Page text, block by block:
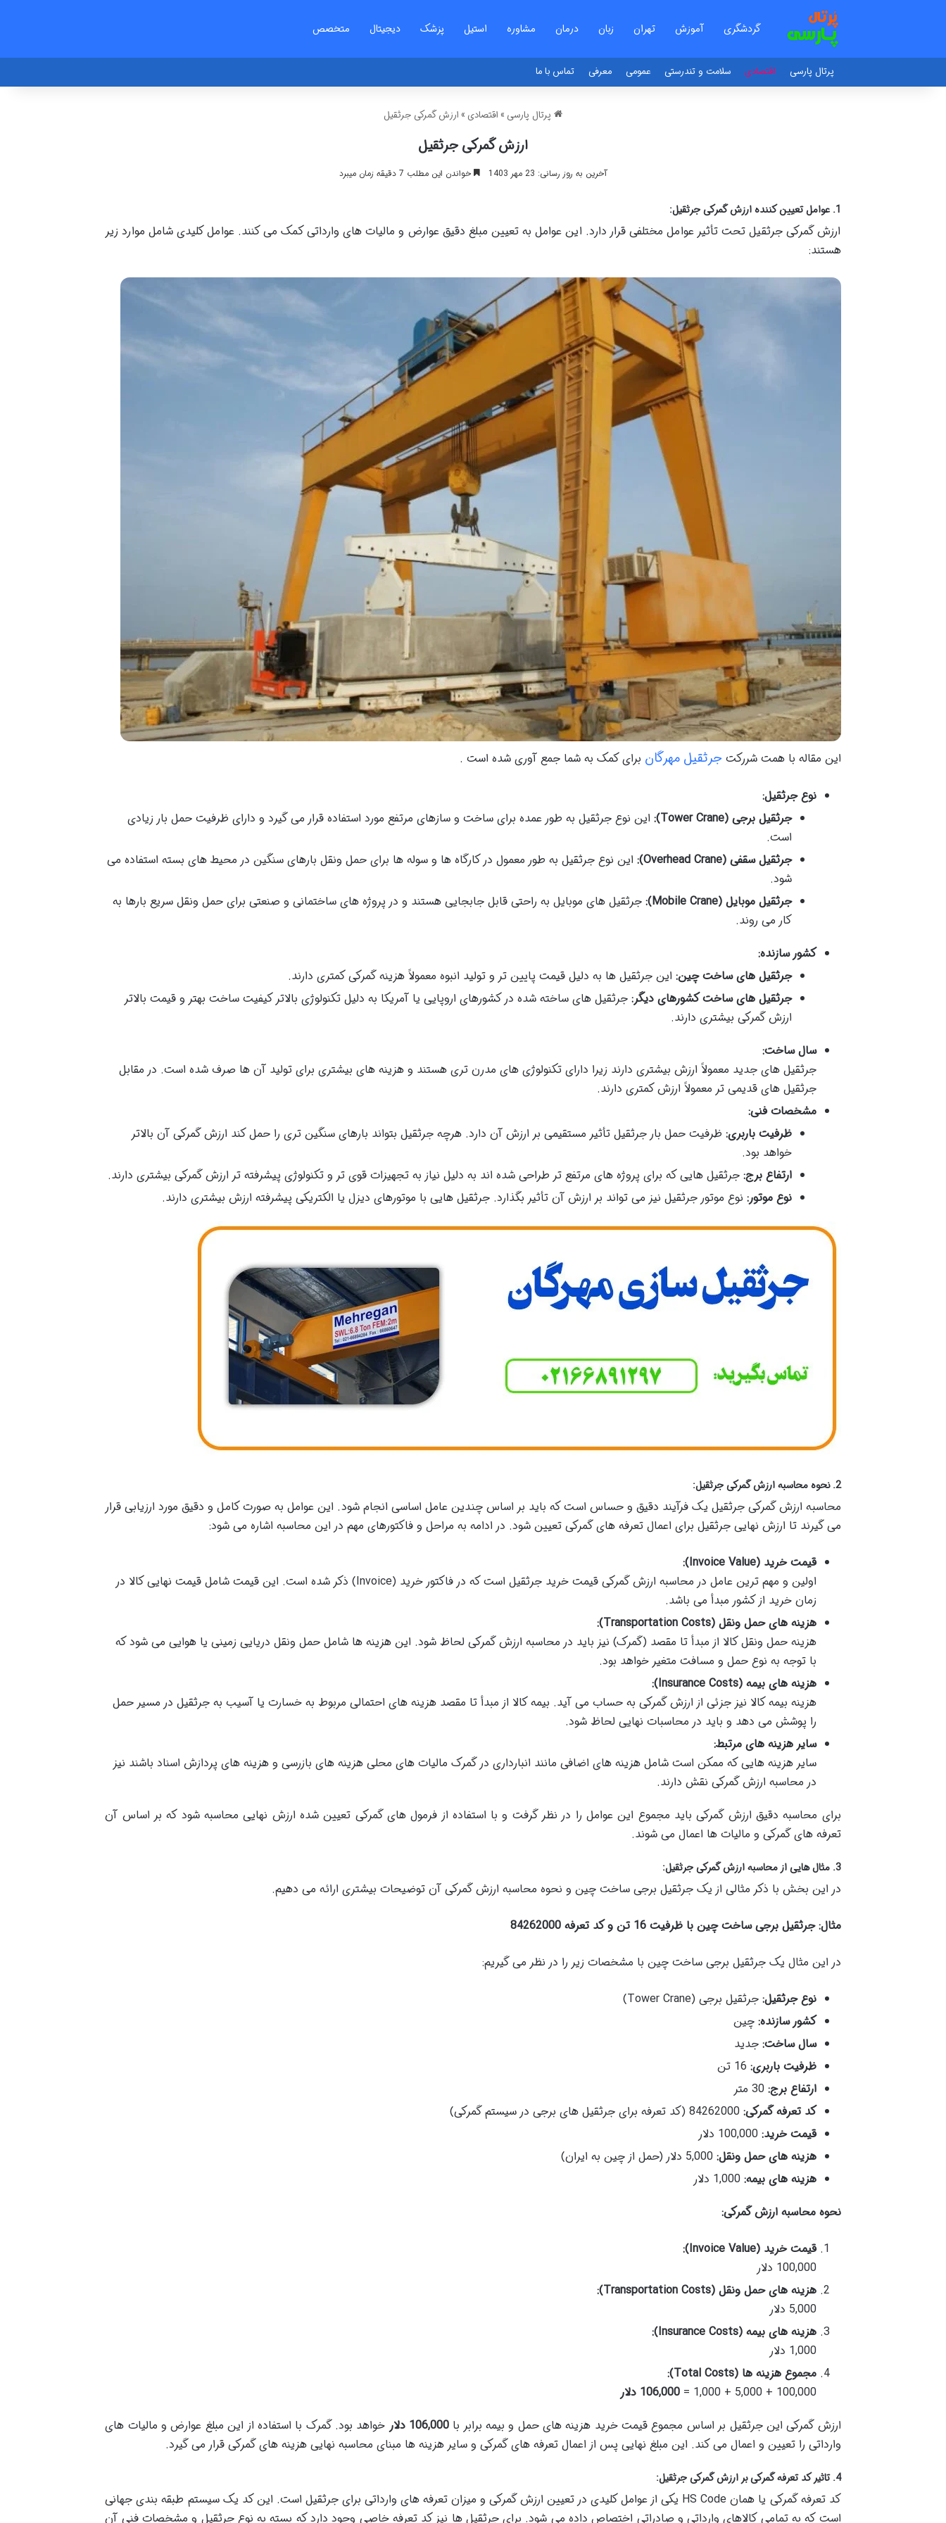
گردشگری آموزش تهران زبان درمان مشاوره استیل پزشک دیجیتال متخصص
پرتال پارسی اقتصادی سلامت و تندرستی عمومی معرفی تماس با ما
پرتال پارسی » اقتصادی » ارزش گمرکی جرثقیل
ارزش گمرکی جرثقیل
آخرین به روز رسانی: 23 مهر 1403 خواندن این مطلب 7 دقیقه زمان میبرد
1. عوامل تعیین کننده ارزش گمرکی جرثقیل:
ارزش گمرکی جرثقیل تحت تأثیر عوامل مختلفی قرار دارد. این عوامل به تعیین مبلغ دقیق عوارض و مالیات های وارداتی کمک می کنند. عوامل کلیدی شامل موارد زیر
هستند:
این مقاله با همت شررکتجرثقیل مهرگان برای کمک به شما جمع آوری شده است .
نوع جرثقیل:
جرثقیل برجی (Tower Crane):
این نوع جرثقیل به طور عمده برای ساخت و سازهای مرتفع مورد استفاده قرار می گیرد و دارای ظرفیت حمل بار زیادی
است.
جرثقیل سقفی (Overhead Crane):
این نوع جرثقیل به طور معمول در کارگاه ها و سوله ها برای حمل ونقل بارهای سنگین در محیط های بسته استفاده می
شود.
جرثقیل موبایل (Mobile Crane):
جرثقیل های موبایل به راحتی قابل جابجایی هستند و در پروژه های ساختمانی و صنعتی برای حمل ونقل سریع بارها به
کار می روند.
کشور سازنده:
جرثقیل های ساخت چین: این جرثقیل ها به دلیل قیمت پایین تر و تولید انبوه معمولاً هزینه گمرکی کمتری دارند.
جرثقیل های ساخت کشورهای دیگر: جرثقیل های ساخته شده در کشورهای اروپایی یا آمریکا به دلیل تکنولوژی بالاتر کیفیت ساخت بهتر و قیمت بالاتر
ارزش گمرکی بیشتری دارند.
سال ساخت:
جرثقیل های جدید معمولاً ارزش بیشتری دارند زیرا دارای تکنولوژی های مدرن تری هستند و هزینه های بیشتری برای تولید آن ها صرف شده است. در مقابل
جرثقیل های قدیمی تر معمولاً ارزش کمتری دارند.
مشخصات فنی:
ظرفیت باربری: ظرفیت حمل بار جرثقیل تأثیر مستقیمی بر ارزش آن دارد. هرچه جرثقیل بتواند بارهای سنگین تری را حمل کند ارزش گمرکی آن بالاتر
خواهد بود.
ارتفاع برج: جرثقیل هایی که برای پروژه های مرتفع تر طراحی شده اند به دلیل نیاز به تجهیزات قوی تر و تکنولوژی پیشرفته تر ارزش گمرکی بیشتری دارند.
نوع موتور: نوع موتور جرثقیل نیز می تواند بر ارزش آن تأثیر بگذارد. جرثقیل هایی با موتورهای دیزل یا الکتریکی پیشرفته ارزش بیشتری دارند.
2. نحوه محاسبه ارزش گمرکی جرثقیل:
محاسبه ارزش گمرکی جرثقیل یک فرآیند دقیق و حساس است که باید بر اساس چندین عامل اساسی انجام شود. این عوامل به صورت کامل و دقیق مورد ارزیابی قرار
می گیرند تا ارزش نهایی جرثقیل برای اعمال تعرفه های گمرکی تعیین شود. در ادامه به مراحل و فاکتورهای مهم در این محاسبه اشاره می شود:
قیمت خرید (Invoice Value):
اولین و مهم ترین عامل در محاسبه ارزش گمرکی قیمت خرید جرثقیل است که در فاکتور خرید (Invoice) ذکر شده است. این قیمت شامل قیمت نهایی کالا در
زمان خرید از کشور مبدأ می باشد.
هزینه های حمل ونقل (Transportation Costs):
هزینه حمل ونقل کالا از مبدأ تا مقصد (گمرک) نیز باید در محاسبه ارزش گمرکی لحاظ شود. این هزینه ها شامل حمل ونقل دریایی زمینی یا هوایی می شود که
با توجه به نوع حمل و مسافت متغیر خواهد بود.
هزینه های بیمه (Insurance Costs):
هزینه بیمه کالا نیز جزئی از ارزش گمرکی به حساب می آید. بیمه کالا از مبدأ تا مقصد هزینه های احتمالی مربوط به خسارت یا آسیب به جرثقیل در مسیر حمل
را پوشش می دهد و باید در محاسبات نهایی لحاظ شود.
سایر هزینه های مرتبط:
سایر هزینه هایی که ممکن است شامل هزینه های اضافی مانند انبارداری در گمرک مالیات های محلی هزینه های بازرسی و هزینه های پردازش اسناد باشند نیز
در محاسبه ارزش گمرکی نقش دارند.
برای محاسبه دقیق ارزش گمرکی باید مجموع این عوامل را در نظر گرفت و با استفاده از فرمول های گمرکی تعیین شده ارزش نهایی محاسبه شود که بر اساس آن
تعرفه های گمرکی و مالیات ها اعمال می شوند.
3. مثال هایی از محاسبه ارزش گمرکی جرثقیل:
در این بخش با ذکر مثالی از یک جرثقیل برجی ساخت چین و نحوه محاسبه ارزش گمرکی آن توضیحات بیشتری ارائه می دهیم.
مثال: جرثقیل برجی ساخت چین با ظرفیت 16 تن و کد تعرفه 84262000
در این مثال یک جرثقیل برجی ساخت چین با مشخصات زیر را در نظر می گیریم:
نوع جرثقیل: جرثقیل برجی (Tower Crane)
کشور سازنده: چین
سال ساخت: جدید
ظرفیت باربری:
ارتفاع برج: 30 متر
کد تعرفه گمرکی: 84262000 (کد تعرفه برای جرثقیل های برجی در سیستم گمرکی)
قیمت خرید: 100,000 دلار
هزینه های حمل ونقل: 5,000 دلار (حمل از چین به ایران)
هزینه های بیمه: 1,000 دلار
نحوه محاسبه ارزش گمرکی:
قیمت خرید (Invoice Value):
100,000 دلار
هزینه های حمل ونقل (Transportation Costs):
5,000 دلار
هزینه های بیمه (Insurance Costs):
1,000 دلار
مجموع هزینه ها (Total Costs):
100,000 + 5,000 + 1,000 =
106,000 دلار
ارزش گمرکی این جرثقیل بر اساس مجموع قیمت خرید هزینه های حمل و بیمه برابر با106,000 دلار خواهد بود. گمرک با استفاده از این مبلغ عوارض و مالیات های
وارداتی را تعیین و اعمال می کند. این مبلغ نهایی پس از اعمال تعرفه های گمرکی و سایر هزینه ها مبنای محاسبه نهایی هزینه های گمرکی قرار می گیرد.
4. تاثیر کد تعرفه گمرکی بر ارزش گمرکی جرثقیل:
کد تعرفه گمرکی یا همان HS Code یکی از عوامل کلیدی در تعیین ارزش گمرکی و میزان تعرفه های وارداتی برای جرثقیل است. این کد یک سیستم طبقه بندی جهانی
است که به تمامی کالاهای وارداتی و صادراتی اختصاص داده می شود. برای جرثقیل ها نیز کد تعرفه خاصی وجود دارد که بسته به نوع جرثقیل و مشخصات فنی آن